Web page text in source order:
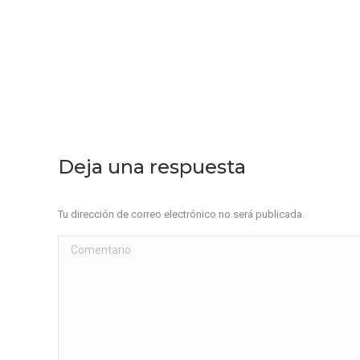
Deja una respuesta
Tu dirección de correo electrónico no será publicada.
Comentario